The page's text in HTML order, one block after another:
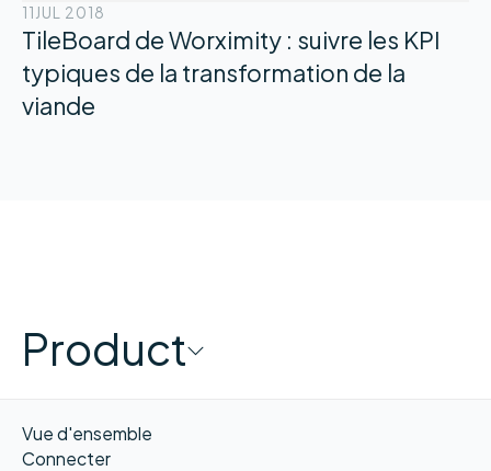
11 JUL 2018
TileBoard de Worximity : suivre les KPI
typiques de la transformation de la
viande
Product
Vue d'ensemble
Connecter